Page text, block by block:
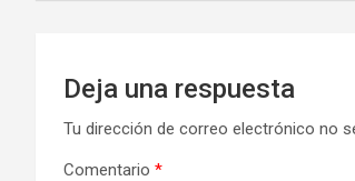
Deja una respuesta
Tu dirección de correo electrónico no
Comentario *